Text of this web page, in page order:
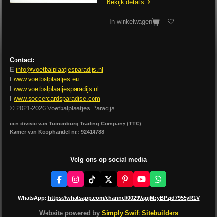
Bekijk details
In winkelwagen
Contact:
E info@voetbalplaatjesparadijs.nl
I www.voetbalplaatjes.eu
I www.voetbalplaatjesparadijs.nl
I www.soccercardsparadise.com
© 2021-2026 Voetbalplaatjes Paradijs
een divisie van Tuinenburg Trading Company (TTC)
Kamer van Koophandel nr.: 92414788
Volg ons op social media
F
a
c
b
I
n
s
a
T
k
o
X
P
i
n
e
Y
o
u
u
W
h
a
s
WhatsApp: https://whatsapp.com/channel/0029VagjMzyBPzjd7955yR1V
Website powered by Simply Swift Sitebuilders